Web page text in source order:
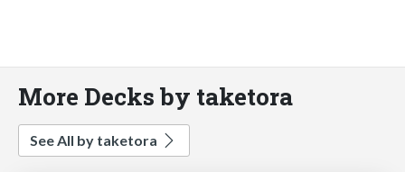
More Decks by taketora
See All by taketora